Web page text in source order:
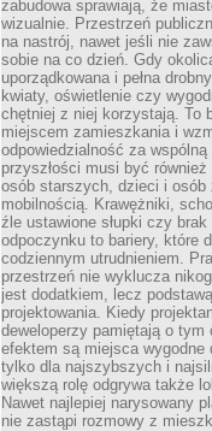
zabudowa sprawiają, że
wizualnie. Przestrzeń
na nastrój, nawet jeśli nie
sobie na co dzień. Gdy
uporządkowana i pełna
kwiaty, oświetlenie czy
chętniej z niej korzystają. To
miejscem zamieszkania i
odpowiedzialność za
przyszłości musi być
osób starszych, dzieci i osób
mobilnością. Krawężniki,
źle ustawione słupki czy
odpoczynku to bariery, które
codziennym utrudnieniem.
przestrzeń nie wyklucza
jest dodatkiem, lecz
projektowania. Kiedy
deweloperzy pamiętają o tym
efektem są miejsca
tylko dla najszybszych i
większą rolę odgrywa także
Nawet najlepiej narysowany
nie zastąpi rozmowy z